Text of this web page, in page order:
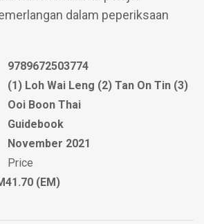
dalam peperiksaan
9789672503774
(1) Loh Wai Leng (2) Tan On Tin (3)
Ooi Boon Thai
Guidebook
November 2021
Price
(EM)